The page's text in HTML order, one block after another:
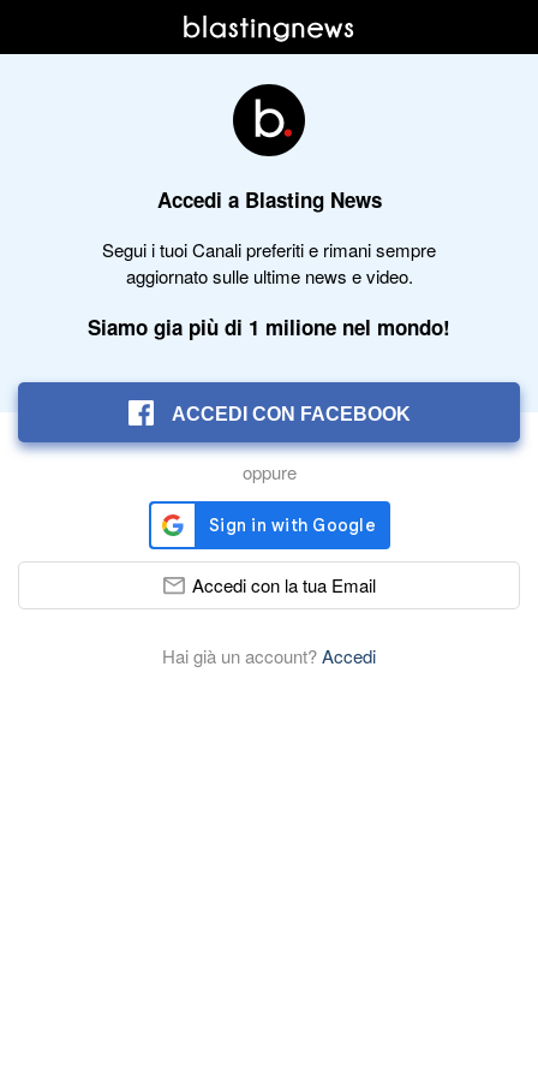
Accedi a Blasting News
Segui i tuoi Canali preferiti e rimani sempre
aggiornato sulle ultime news e video.
Siamo gia più di 1 milione nel mondo!
ACCEDI CON FACEBOOK
oppure
Accedi con la tua Email
Hai già un account?Accedi